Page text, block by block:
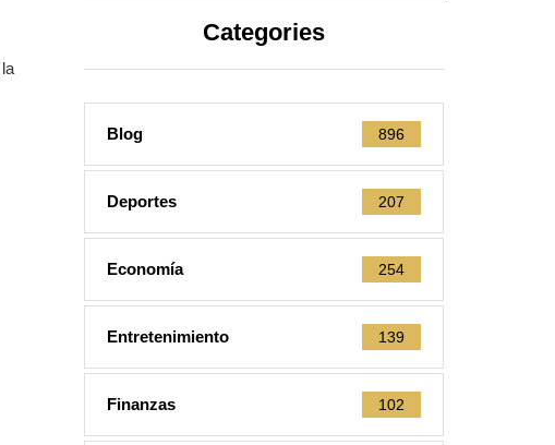
Categories
Blog 896
Deportes 207
Economía 254
Entretenimiento 139
Finanzas 102